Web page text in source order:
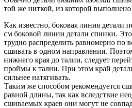
той же ниткой, из которой выполнено
Как известно, боковая линия детали
см боковой линии детали спинки.
трудно распределить равномерно по
сшивать в одном направлении.
нижнего края до талии, следует
проймы к талии. При этом край
сильнее натягивать.
Таким же способом рекомендуется
равной длины, так как вследствие
сшиваемых краев они могут не